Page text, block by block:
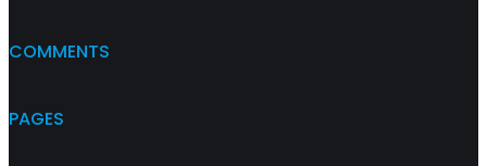
COMMENTS
PAGES